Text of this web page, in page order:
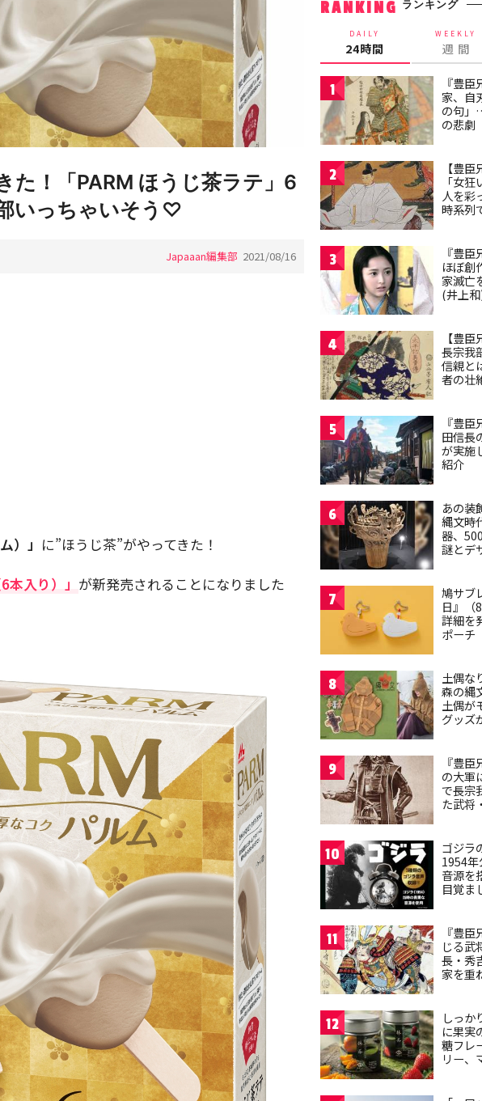
た！「PARM ほうじ茶ラテ」6
いっちゃいそう♡
Japaaan編集部 2021/08/16
）」 に”ほうじ茶”がやってきた！
入り）」 が新発売されることになりました
RANKING ランキング
DAILY
24時間
WEEKLY
週 間
1
『豊
家、自
の句」
の悲劇
2
【豊
「女
人を彩
時系列
3
『豊
ほぼ創
家滅亡
(井上
4
【豊
長宗我
信親と
者の壮
5
『豊
田信長
が実施
紹介
6
あの装
縄文時
器、
謎とデ
7
鳩サブ
日』（
詳細を
ポーチ
8
土偶な
森の縄
土偶が
グッズ
9
『豊
の大軍
で長宗
た武将
10
ゴジラ
1954
音源を
目覚ま
11
『豊
じる武
長・秀
家を重
12
しっか
に果実
糖フレ
リー、